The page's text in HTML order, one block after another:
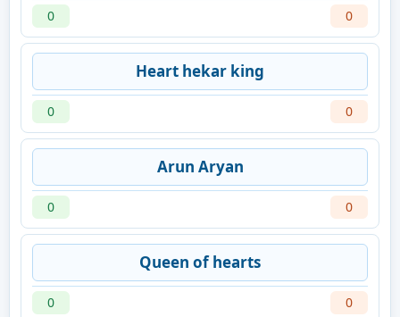
0 0
Heart hekar king
0 0
Arun Aryan
0 0
Queen of hearts
0 0